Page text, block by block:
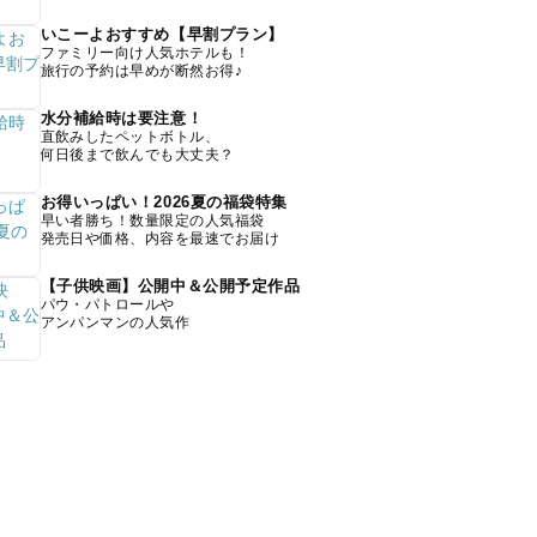
いこーよおすすめ【早割プラン】
ファミリー向け人気ホテルも！
旅行の予約は早めが断然お得♪
水分補給時は要注意！
直飲みしたペットボトル、
何日後まで飲んでも大丈夫？
お得いっぱい！2026夏の福袋特集
早い者勝ち！数量限定の人気福袋
発売日や価格、内容を最速でお届け
【子供映画】公開中＆公開予定作品
パウ・パトロールや
アンパンマンの人気作